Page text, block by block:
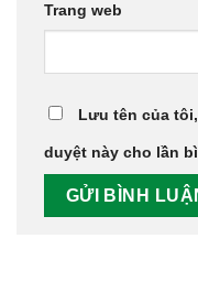
Trang web
Lưu tên của
duyệt này cho lần